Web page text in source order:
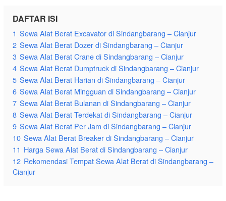
DAFTAR ISI
1 Sewa Alat Berat Excavator di Sindangbarang – Cianjur
2 Sewa Alat Berat Dozer di Sindangbarang – Cianjur
3 Sewa Alat Berat Crane di Sindangbarang – Cianjur
4 Sewa Alat Berat Dumptruck di Sindangbarang – Cianjur
5 Sewa Alat Berat Harian di Sindangbarang – Cianjur
6 Sewa Alat Berat Mingguan di Sindangbarang – Cianjur
7 Sewa Alat Berat Bulanan di Sindangbarang – Cianjur
8 Sewa Alat Berat Terdekat di Sindangbarang – Cianjur
9 Sewa Alat Berat Per Jam di Sindangbarang – Cianjur
10 Sewa Alat Berat Breaker di Sindangbarang – Cianjur
11 Harga Sewa Alat Berat di Sindangbarang – Cianjur
12 Rekomendasi Tempat Sewa Alat Berat di Sindangbarang –
Cianjur